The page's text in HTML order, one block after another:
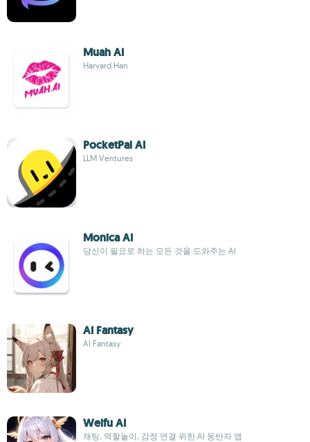
Muah AI
Harvard Han
PocketPal AI
LLM Ventures
Monica AI
당신이 필요로 하는 모든 것을 도와주는 AI
AI Fantasy
AI Fantasy
Weifu AI
채팅, 역할놀이, 감정 연결 위한 AI 동반자 앱